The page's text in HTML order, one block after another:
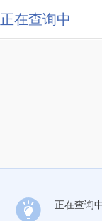
正在查询中
正在查询